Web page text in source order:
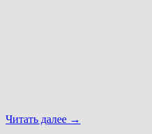
Читать далее →